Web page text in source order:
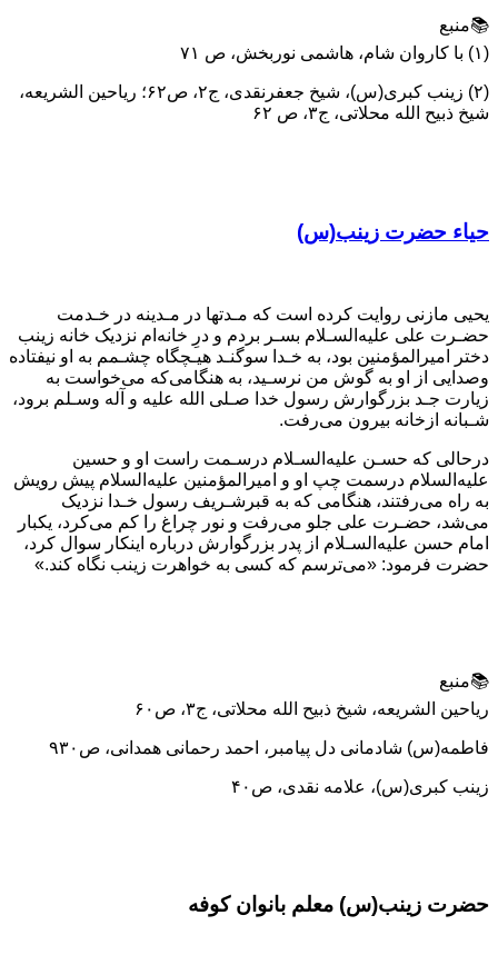
📚منبع
(۱) با كاروان شام، هاشمی نوربخش، ص ۷۱
(۲) زینب کبری(س)، شیخ جعفرنقدی، ج۲، ص۶۲؛ ریاحین الشریعه،
شیخ ذبیح الله محلاتی، ج۳، ص ۶۲
حیاء حضرت زینب(س)
یحیی مازنی روایت کرده است که مـدتها در مـدینه در خـدمت
حضـرت علی علیه‌السـلام بسـر بردم و درِ خانه‌ام نزدیک خانه زینب
دختر امیرالمؤمنین بود، به خـدا سوگنـد هیـچگاه چشـمم به او نیفتاده
وصدایی از او به گوش من نرسـید، به هنگامی‌که می‌خواست به
زیارت جـد بزرگوارش رسول خدا صـلی الله علیه و آله وسـلم برود،
شـبانه ازخانه بیرون می‌رفت.
درحالی که حسـن علیه‌السـلام درسـمت راست او و حسین
علیه‌السلام درسمت چپ او و امیرالمؤمنین علیه‌السلام پیش رویش
به راه می‌رفتند، هنگامی که به قبرشـریف رسول خـدا نزدیک
می‌شد، حضـرت علی جلو می‌رفت و نور چراغ را کم می‌کرد، یکبار
امام حسن علیه‌السـلام از پدر بزرگوارش درباره اینکار سوال کرد،
حضرت فرمود: «می‌ترسم که کسی به خواهرت زینب نگاه کند.»
📚منبع
ریاحین الشریعه، شیخ ذبیح الله محلاتی، ج۳، ص۶۰
فاطمه(س) شادمانی دل پیامبر، احمد رحمانی همدانی، ص۹۳۰
زینب کبری(س)، علامه نقدی، ص۴۰
حضرت زینب(س) معلم بانوان کوفه